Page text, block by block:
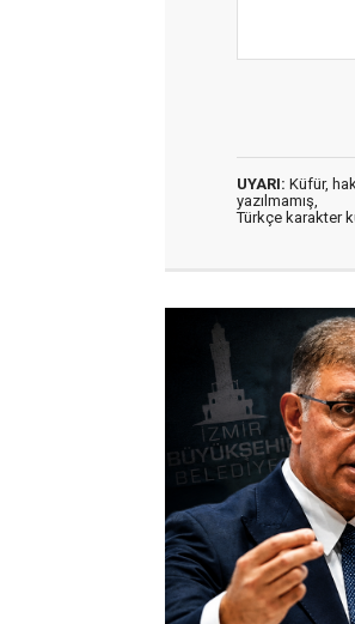
UYARI: Küfür,
yazılmamış,
Türkçe karakter